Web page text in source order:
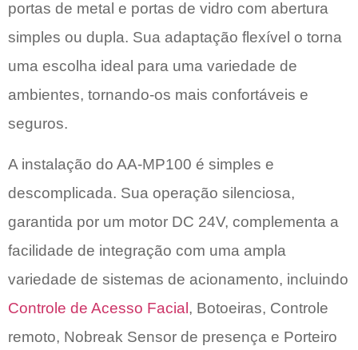
portas de metal e portas de vidro com abertura
simples ou dupla. Sua adaptação flexível o torna
uma escolha ideal para uma variedade de
ambientes, tornando-os mais confortáveis e
seguros.
A instalação do AA-MP100 é simples e
descomplicada. Sua operação silenciosa,
garantida por um motor DC 24V, complementa a
facilidade de integração com uma ampla
variedade de sistemas de acionamento, incluindo
Controle de Acesso Facial, Botoeiras, Controle
remoto, Nobreak Sensor de presença e Porteiro